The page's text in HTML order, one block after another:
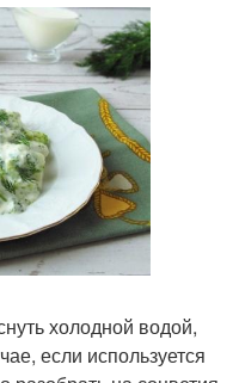
холодной водой,
если используется